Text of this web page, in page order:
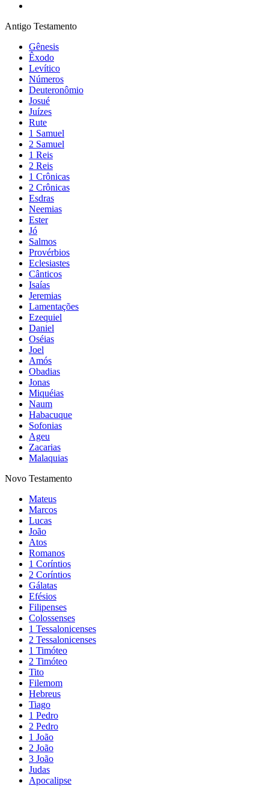
Antigo Testamento
Gênesis
Êxodo
Levítico
Números
Deuteronômio
Josué
Juízes
Rute
1 Samuel
2 Samuel
1 Reis
2 Reis
1 Crônicas
2 Crônicas
Esdras
Neemias
Ester
Jó
Salmos
Provérbios
Eclesiastes
Cânticos
Isaías
Jeremias
Lamentações
Ezequiel
Daniel
Oséias
Joel
Amós
Obadias
Jonas
Miquéias
Naum
Habacuque
Sofonias
Ageu
Zacarias
Malaquias
Novo Testamento
Mateus
Marcos
Lucas
João
Atos
Romanos
1 Coríntios
2 Coríntios
Gálatas
Efésios
Filipenses
Colossenses
1 Tessalonicenses
2 Tessalonicenses
1 Timóteo
2 Timóteo
Tito
Filemom
Hebreus
Tiago
1 Pedro
2 Pedro
1 João
2 João
3 João
Judas
Apocalipse